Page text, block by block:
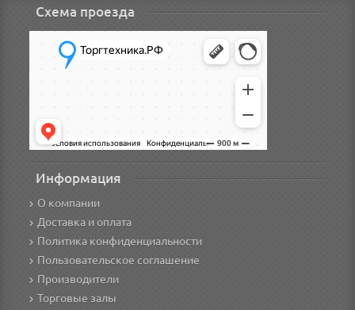
Схема проезда
Информация
О компании
Доставка и оплата
Политика конфиденциальности
Пользовательское соглашение
Производители
Торговые залы